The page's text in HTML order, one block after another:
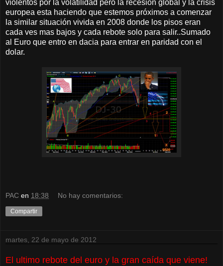
violentos por la volatilidad pero la recesión global y la crisis
europea esta haciendo que estemos próximos a comenzar
la similar situación vivida en 2008 donde los pisos eran
cada ves mas bajos y cada rebote solo para salir..Sumado
al Euro que entro en dacia para entrar en paridad con el
dolar.
PAC en 18:38 No hay comentarios:
Compartir
martes, 22 de mayo de 2012
El ultimo rebote del euro y la gran caída que viene!